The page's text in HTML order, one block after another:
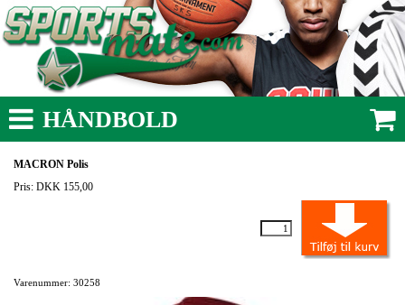
HÅNDBOLD
MACRON Polis
Pris: DKK 155,00
Varenummer: 30258